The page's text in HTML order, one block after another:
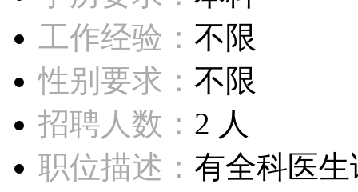
工作经验： 不限
性别要求： 不限
招聘人数： 2 人
职位描述： 有全科医